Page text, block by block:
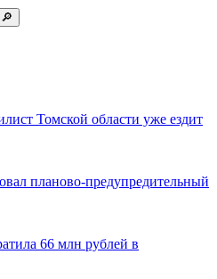
Томской области уже ездит
планово-предупредительный
66 млн рублей в